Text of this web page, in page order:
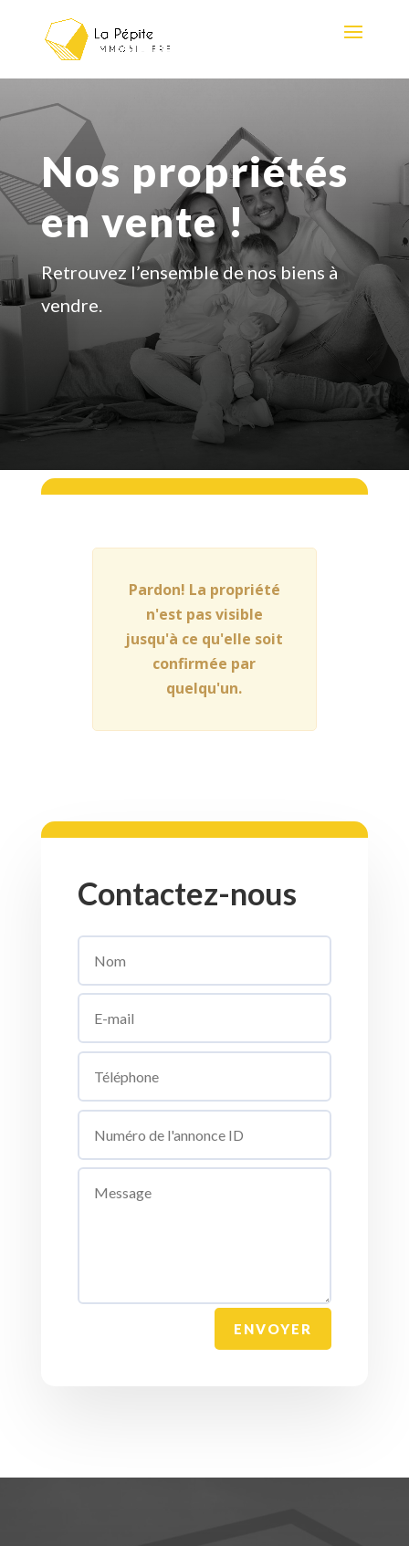
Nos propriétés
en vente !
Retrouvez l’ensemble de nos biens à
vendre.
Pardon! La propriété
n'est pas visible
jusqu'à ce qu'elle soit
confirmée par
quelqu'un.
Contactez-nous
ENVOYER